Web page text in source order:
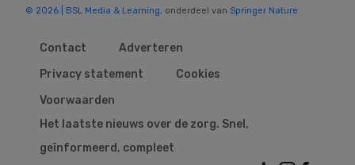
© 2026 | BSL Media & Learning, onderdeel van Springer Nature
Contact
Adverteren
Privacy statement
Cookies
Voorwaarden
Het laatste nieuws over de zorg. Snel,
geïnformeerd, compleet